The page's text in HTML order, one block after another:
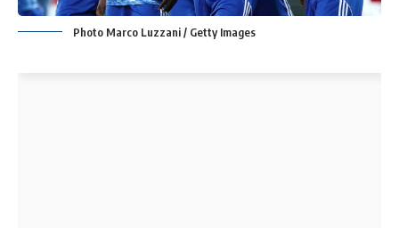
Photo Marco Luzzani / Getty Images